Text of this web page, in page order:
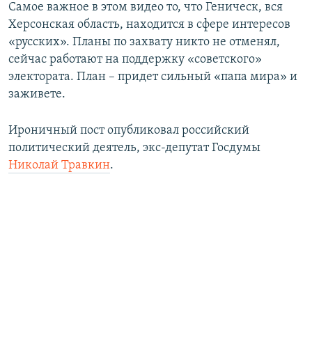
Самое важное в этом видео то, что Геническ, вся
Херсонская область, находится в сфере интересов
«русских». Планы по захвату никто не отменял,
сейчас работают на поддержку «советского»
электората. План – придет сильный «папа мира» и
заживете.
Ироничный пост опубликовал российский
политический деятель, экс-депутат Госдумы
Николай Травкин.